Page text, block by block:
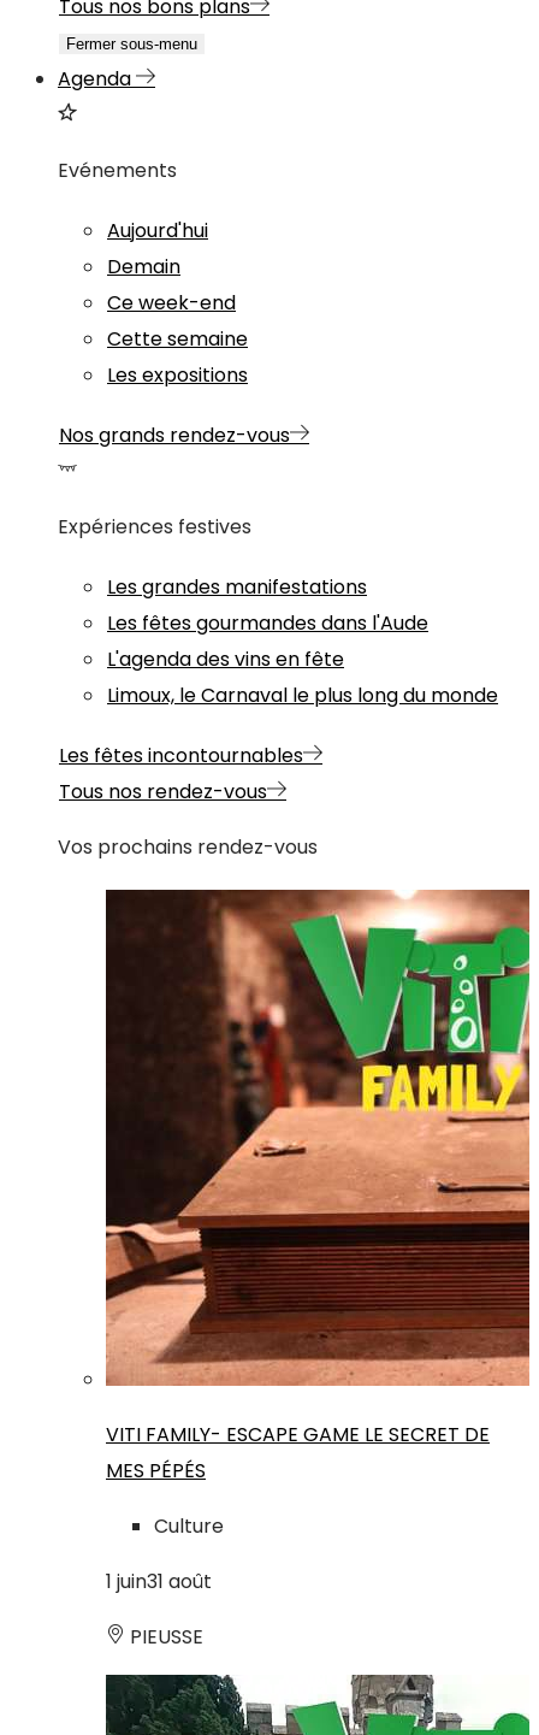
Tous nos bons plans
Fermer sous-menu
Agenda
Evénements
Aujourd'hui
Demain
Ce week-end
Cette semaine
Les expositions
Nos grands rendez-vous
Expériences festives
Les grandes manifestations
Les fêtes gourmandes dans l'Aude
L'agenda des vins en fête
Limoux, le Carnaval le plus long du monde
Les fêtes incontournables
Tous nos rendez-vous
Vos prochains rendez-vous
VITI FAMILY- ESCAPE GAME LE SECRET DE
MES PÉPÉS
Culture
1 juin31 août
PIEUSSE